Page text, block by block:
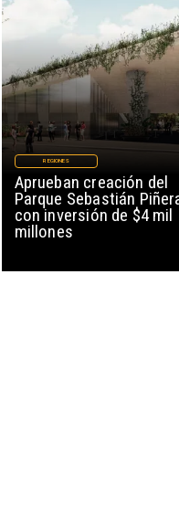
Aprueban creación del
Parque Sebastián
con inversión de $4 mil
millones
REGIONES